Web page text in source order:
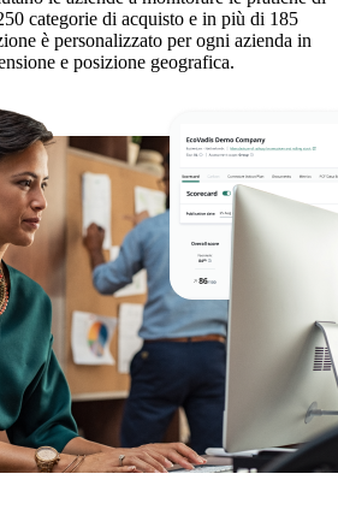
categorie di acquisto e in più di 185
è personalizzato per ogni azienda in
e posizione geografica.